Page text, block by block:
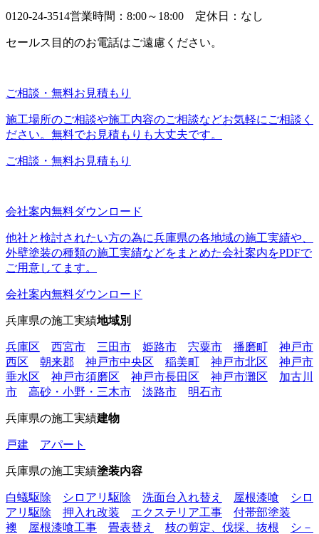
0120-24-3514営業時間：8:00～18:00 定休日：なし
セールス目的のお電話はご遠慮ください。
ご相談・無料お見積もり
施工場所のご相談や施工内容のご相談などお気軽にご相談く
ださい。無料でお見積もりも大丈夫です。
ご相談・無料お見積もり
会社案内無料ダウンロード
他社と検討されたい方の為に兵庫県の各地域の施工実績や、
外壁塗装の種類の施工実績などをまとめた会社案内をPDFで
ご用意してます。
会社案内無料ダウンロード
兵庫県の施工実績地域別
兵庫区 西宮市 三田市 姫路市 宍粟市 播磨町
神戸市
西区
朝来郡 神戸市中央区 稲美町 神戸市北区
神戸市
垂水区
神戸市須磨区 神戸市長田区 神戸市灘区
加古川
市
高砂・小野・三木市 淡路市 明石市
兵庫県の施工実績建物
戸建 アパート
兵庫県の施工実績塗装内容
白蟻駆除 シロアリ駆除 洗面台入れ替え 屋根漆喰
シロ
アリ駆除
押入れ改装 エクステリア工事
付帯部塗装
襖
屋根漆喰工事 畳表替え 枝の剪定、伐採、抜根
シ－